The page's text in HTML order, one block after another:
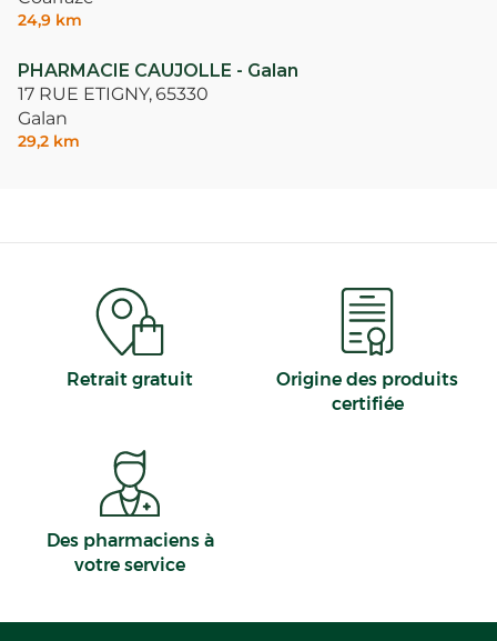
24,9 km
PHARMACIE CAUJOLLE - Galan
17 RUE ETIGNY,65330
Galan
29,2 km
Retrait gratuit
Origine des produits
certifiée
Des pharmaciens à
votre service